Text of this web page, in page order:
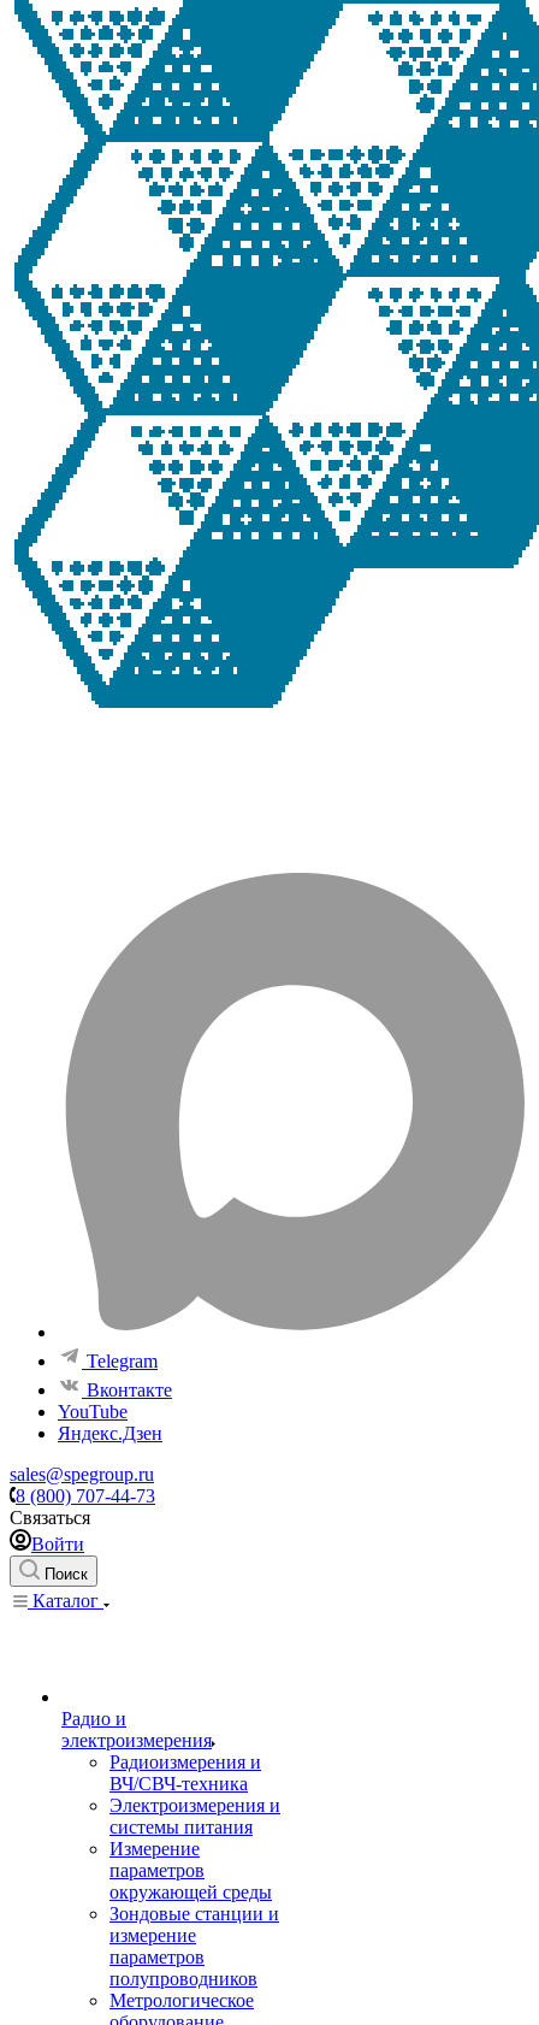
Telegram
Вконтакте
YouTube
Яндекс.Дзен
sales@spegroup.ru
8 (800) 707-44-73
Связаться
Войти
Поиск
Каталог
Радио и
электроизмерения
Радиоизмерения и
ВЧ/СВЧ-техника
Электроизмерения и
системы питания
Измерение
параметров
окружающей среды
Зондовые станции и
измерение
параметров
полупроводников
Метрологическое